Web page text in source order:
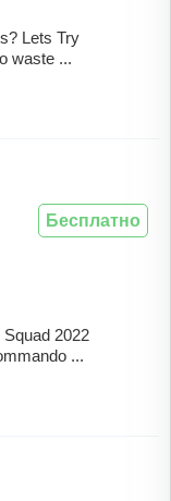
Lets Try
waste ...
2022
...
Бесплатно